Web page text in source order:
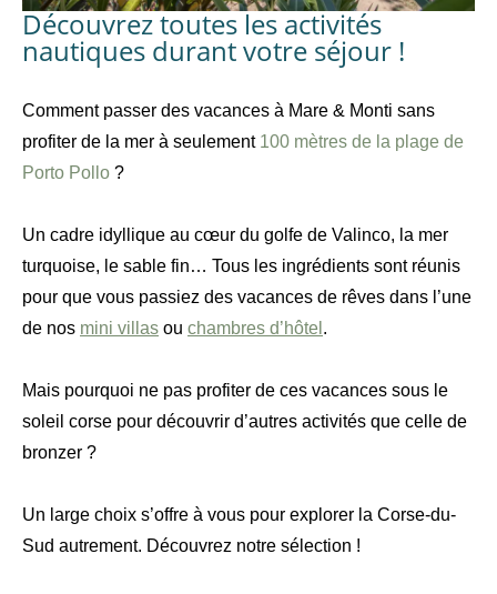
Découvrez toutes les activités
nautiques durant votre séjour !
Comment passer des vacances à Mare & Monti sans
profiter de la mer à seulement 100 mètres de la plage de
Porto Pollo ?
Un cadre idyllique au cœur du golfe de Valinco, la mer
turquoise, le sable fin… Tous les ingrédients sont réunis
pour que vous passiez des vacances de rêves dans l’une
de nos mini villas ou chambres d’hôtel .
Mais pourquoi ne pas profiter de ces vacances sous le
soleil corse pour découvrir d’autres activités que celle de
bronzer ?
Un large choix s’offre à vous pour explorer la Corse-du-
Sud autrement. Découvrez notre sélection !